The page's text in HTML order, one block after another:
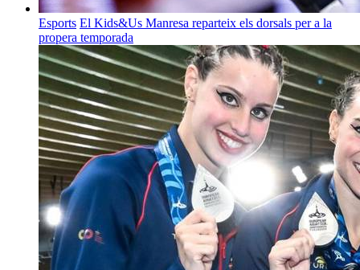
Esports El Kids&Us Manresa reparteix els dorsals per a la
propera temporada